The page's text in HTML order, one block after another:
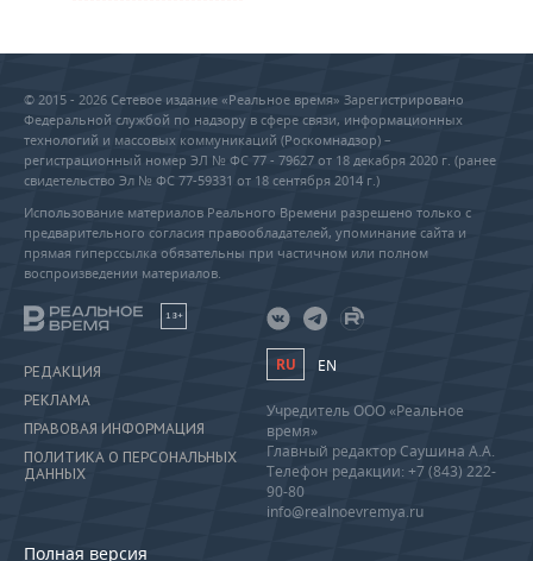
© 2015 - 2026 Сетевое издание «Реальное время» Зарегистрировано
Федеральной службой по надзору в сфере связи, информационных
технологий и массовых коммуникаций (Роскомнадзор) –
регистрационный номер ЭЛ № ФС 77 - 79627 от 18 декабря 2020 г. (ранее
свидетельство Эл № ФС 77-59331 от 18 сентября 2014 г.)
Использование материалов Реального Времени разрешено только с
предварительного согласия правообладателей, упоминание сайта и
прямая гиперссылка обязательны при частичном или полном
воспроизведении материалов.
18+
РЕДАКЦИЯ
РЕКЛАМА
ПРАВОВАЯ ИНФОРМАЦИЯ
ПОЛИТИКА О ПЕРСОНАЛЬНЫХ
ДАННЫХ
Полная версия
RU EN
Учредитель ООО «Реальное
время»
Главный редактор Саушина А.А.
Телефон редакции: +7 (843) 222-
90-80
info@realnoevremya.ru